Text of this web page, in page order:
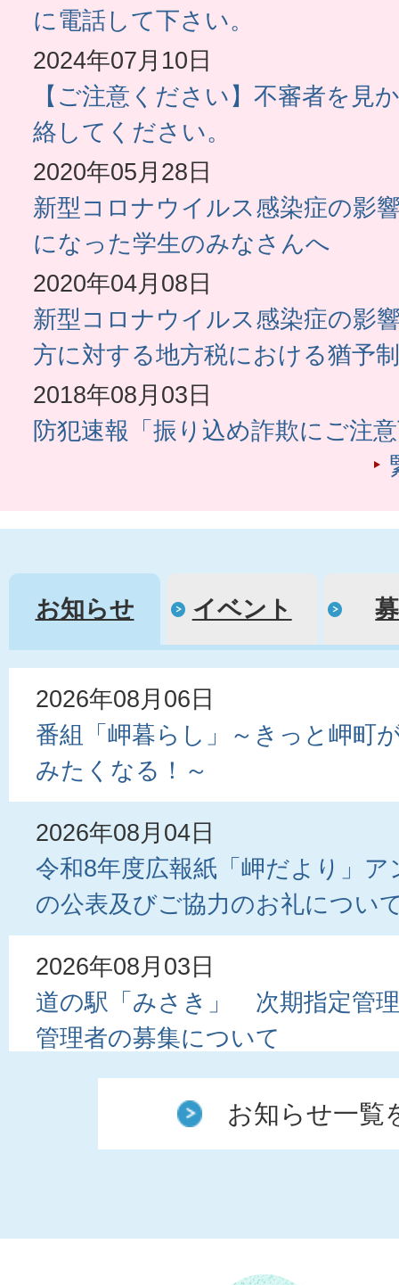
に電話して下さい。
2024年07月10日
【ご注意ください】不審者を見
絡してください。
2020年05月28日
新型コロナウイルス感染症の影
になった学生のみなさんへ
2020年04月08日
新型コロナウイルス感染症の影
方に対する地方税における猶予
2018年08月03日
防犯速報「振り込め詐欺にご注
お知らせ イベント
2026年08月06日
番組「岬暮らし」～きっと岬町
みたくなる！～
2026年08月04日
令和8年度広報紙「岬だより」
の公表及びご協力のお礼につい
2026年08月03日
道の駅「みさき」 次期指定管
管理者の募集について
2026年08月03日
岬”ゆめ・みらい”補助金審査会
2026年08月01日
【9月14日in熊取町】 女性のた
お知らせ一覧